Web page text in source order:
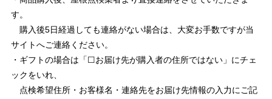
す。
購入後5日経過しても連絡がない場合は、大変お手数ですが当
サイトへご連絡ください。
・ギフトの場合は「☐お届け先が購入者の住所ではない」にチェ
ックをいれ、
点検希望住所・お客様名・連絡先をお届け先情報の入力にご記